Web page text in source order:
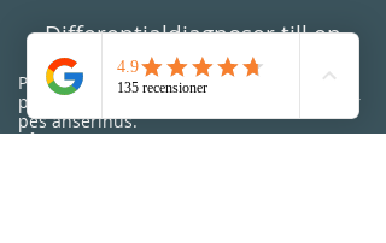
Differentialdiagnoser till en
kollateralligamentsskada?
På insida knä kan det även vara en skada
på insidans menisk, främre korsband eller
pes anserinus.
På utsida knä kan det även vara en skada